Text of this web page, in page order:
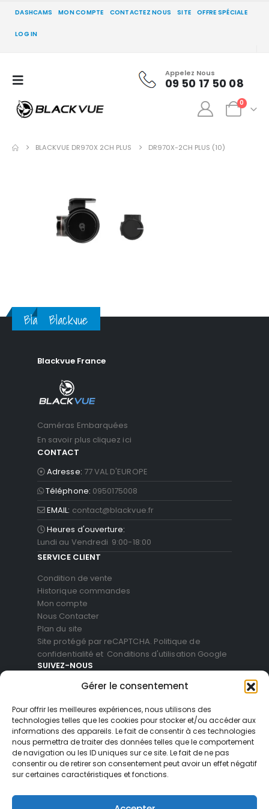
Gérer le consentement
Pour offrir les meilleures expériences, nous utilisons des
technologies telles que les cookies pour stocker et/ou accéder aux
informations des appareils. Le fait de consentir à ces technologies
nous permettra de traiter des données telles que le comportement
de navigation ou les ID uniques sur ce site. Le fait de ne pas
consentir ou de retirer son consentement peut avoir un effet négatif
sur certaines caractéristiques et fonctions.
DASHCAMS MON COMPTE CONTACTEZ NOUS SITE OFFRE SPÉCIALE
LOG IN
Appelez Nous
09 50 17 50 08
0
BLACKVUE DR970X 2CH PLUS DR970X-2CH PLUS (10)
BlackvueBlackvue
Blackvue France
Caméras Embarquées
En savoir plus cliquez ici
CONTACT
Adresse: 77 VAL D'EUROPE
Téléphone: 0950175008
EMAIL: contact@blackvue.fr
Heures d'ouverture:
Lundi au Vendredi 9:00-18:00
SERVICE CLIENT
Condition de vente
Historique commandes
Mon compte
Nous Contacter
Plan du site
Site protégé par reCAPTCHA. Politique de
confidentialité et Conditions d'utilisation Google
SUIVEZ-NOUS